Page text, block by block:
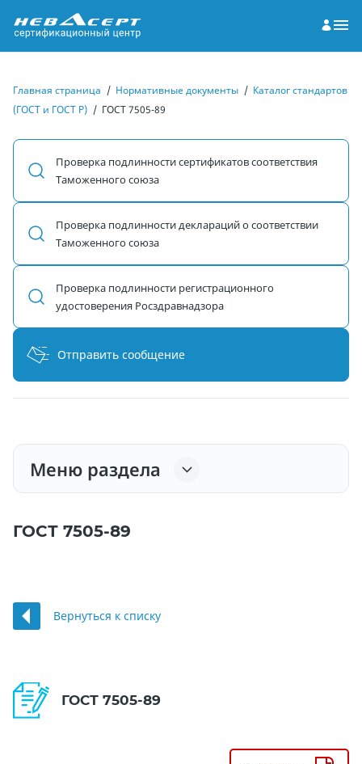
Главная страница / Нормативные документы / Каталог стандартов
(ГОСТ и ГОСТ Р) / ГОСТ 7505-89
Проверка подлинности сертификатов соответствия
Таможенного союза
Проверка подлинности деклараций о соответствии
Таможенного союза
Проверка подлинности регистрационного
удостоверения Росздравнадзора
Отправить сообщение
Меню раздела
ГОСТ 7505-89
Вернуться к списку
ГОСТ 7505-89